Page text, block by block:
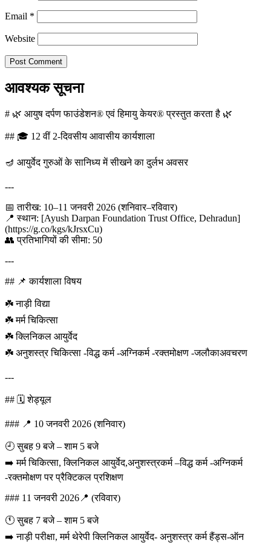
Email *
Website
आवश्यक सूचना
# 🌿 आयुष दर्पण फाउंडेशन® एवं हिमायु केयर® प्रस्तुत करता है 🌿
## 🎓 12 वीं 2-दिवसीय आवासीय कार्यशाला
🪔 आयुर्वेद गुरुओं के सानिध्य में सीखने का दुर्लभ अवसर
---
📅 तारीख: 10–11 जनवरी 2026 (शनिवार–रविवार)
📍 स्थान: [Ayush Darpan Foundation Trust Office, Dehradun]
(https://g.co/kgs/kJrsxCu)
👥 प्रतिभागियों की सीमा: 50
---
## 📌 कार्यशाला विषय
☘️ नाड़ी विद्या
☘️ मर्म चिकित्सा
☘️ क्लिनिकल आयुर्वेद
☘️ अनुशस्त्र चिकित्सा -विद्ध कर्म -अग्निकर्म -रक्तमोक्षण -जलौकाअवचरण
---
## 🗓️ शेड्यूल
### 📍 10 जनवरी 2026 (शनिवार)
🕘 सुबह 9 बजे – शाम 5 बजे
➡️ मर्म चिकित्सा, क्लिनिकल आयुर्वेद,अनुशस्त्रकर्म –विद्ध कर्म -अग्निकर्म
-रक्तमोक्षण पर प्रैक्टिकल प्रशिक्षण
### 11 जनवरी 2026📍 (रविवार)
🕚 सुबह 7 बजे – शाम 5 बजे
➡️ नाड़ी परीक्षा, मर्म थेरेपी क्लिनिकल आयुर्वेद- अनुशस्त्र कर्म हैंड्स-ऑन